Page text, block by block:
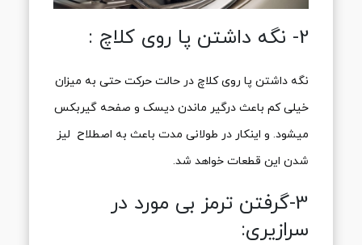
2- نگه داشتن پا روی کلاچ :
نگه داشتن پا روی کلاچ در حالت حرکت حتی به میزان
خیلی کم باعث درگیر ماندن دیسک و صفحه گیربکس
میشود. و اینکار در طولانی مدت باعث به اصطلاح لیز
شدن این قطعات خواهد شد.
3-گرفتن ترمز بی مورد در
سرازیری: